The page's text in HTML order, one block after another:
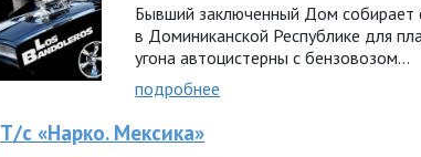
Бывший заключенный Дом собирает
в Доминиканской Республике для
угона автоцистерны с бензовозом…
подробнее
Т/с «Нарко. Мексика»